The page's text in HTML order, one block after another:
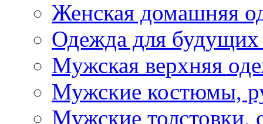
Женская домашняя
Одежда для
Мужская верхняя
Мужские костюмы,
Мужские толстовки,